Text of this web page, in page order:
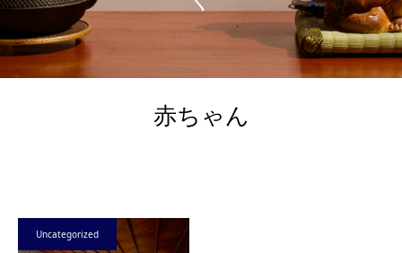
赤ちゃん
Uncategorized